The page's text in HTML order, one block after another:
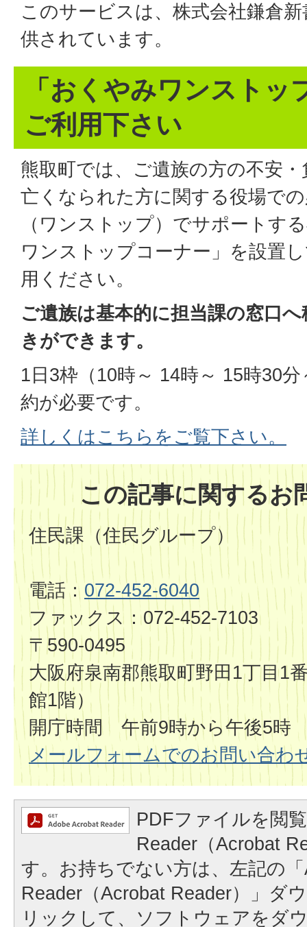
このサービスは、株式会社鎌倉
供されています。
「おくやみワンストッ
ご利用下さい
熊取町では、ご遺族の方の不安
亡くなられた方に関する役場で
（ワンストップ）でサポートす
ワンストップコーナー」を設置
用ください。
ご遺族は基本的に担当課の窓口
きができます。
1日3枠（10時～ 14時～ 15時30
約が必要です。
詳しくはこちらをご覧下さい。
この記事に関するお
住民課（住民グループ）
電話： 072-452-6040
ファックス：072-452-7103
〒590-0495
大阪府泉南郡熊取町野田1丁目1
館1階）
開庁時間 午前9時から午後5時
メールフォームでのお問い合わ
PDFファイルを閲
Reader（Acrobat
す。お持ちでない方は、左記の
Reader（Acrobat Reader）」ダ
リックして、ソフトウェアをダ